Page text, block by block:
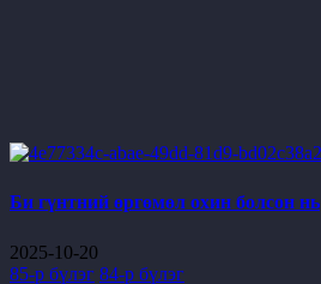
Би гүнтний өргөмөл охин болсон нь
2025-10-20
85-р бүлэг 84-р бүлэг